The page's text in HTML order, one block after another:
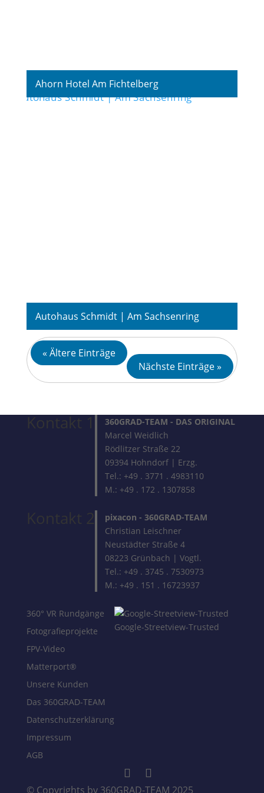
Ahorn Hotel Am Fichtelberg
Autohaus Schmidt | Am Sachsenring
Fotografie
« Ältere Einträge
Nächste Einträge »
Kontakt 1 360GRAD-TEAM - DAS ORIGINAL
Marcel Weidlich
Rödlitzer Straße 22
09394 Hohndorf | Erzg.
Tel.: +49 . 3771 . 4983110
M.: +49 . 172 . 1307858
Kontakt 2 pixacon - 360GRAD-TEAM
Christian Leischner
Neustädter Straße 4
08223 Grünbach | Vogtl.
Tel.: +49 . 3745 . 7530973
M.: +49 . 151 . 16723937
360° VR Rundgänge
Fotografieprojekte
FPV-Video
Matterport®
Unsere Kunden
Das 360GRAD-TEAM
Datenschutzerklärung
Impressum
AGB
Google-Streetview-Trusted
© Copyrights by 360GRAD-TEAM 2025